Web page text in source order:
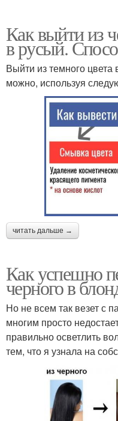
Как выйти из
в русый.
Выйти из темного цвета
можно, используя
читать дальше →
Как успешно
черного в
Но не всем так везет с
многим просто
правильно осветлить
тем, что я узнала на